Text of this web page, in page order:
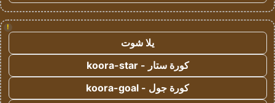
!
يلا شوت
كورة ستار - koora-star
كورة جول - koora-goal